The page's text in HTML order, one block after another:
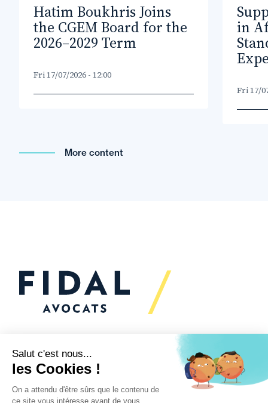
Hatim Boukhris Joins
the CGEM Board for the
2026–2029 Term
Fri 17/07/2026 - 12:00
in
Fri 17/
More content
Would you like to talk to
us?
We’re